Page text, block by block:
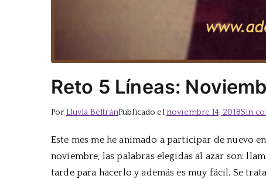
Reto 5 Líneas:
Por Lluvia BeltránPublicado el noviembre 14, 2018Sin
Este mes me he animado a participar de nuevo
noviembre, las palabras elegidas al azar son:
tarde para hacerlo y además es muy fácil. Se